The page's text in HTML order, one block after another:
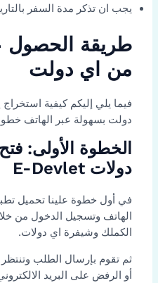
يجب ان تذكر مدة السفر
طريقة الحصول
من اي دولت
فيما يلي إليكم كيفية
دولت بسهولة عبر الهاتف
الخطوة الأولى:
دولات E-Devlet
في أول خطوة علينا تحميل
الكملك وشيفرة اي دولات.
ثم تقوم بإرسال الطلب وتنتظر
أو الرفض على البريد